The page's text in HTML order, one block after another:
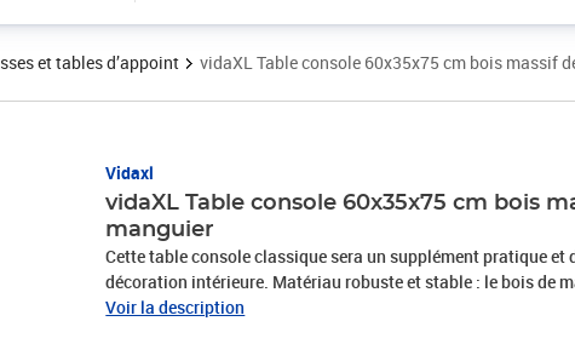
et tables d’appoint vidaXL Table console 60x35x75 cm bois massif
Vidaxl
vidaXL Table console 60x35x75 cm bois
manguier
Cette table console classique sera un supplément pratique et
décoration intérieure. Matériau robuste et stable : le bois de
bois dur tropical solide qui permet de fabriquer des meubles
Voir la description